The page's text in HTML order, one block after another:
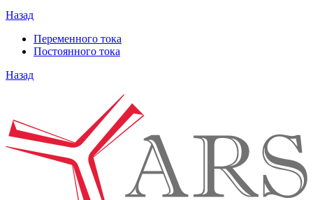
Назад
Переменного тока
Постоянного тока
Назад